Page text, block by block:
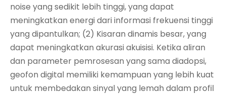
noise yang sedikit lebih tinggi, yang dapat
meningkatkan energi dari informasi frekuensi tinggi
yang dipantulkan; (2) Kisaran dinamis besar, yang
dapat meningkatkan akurasi akuisisi. Ketika aliran
dan parameter pemrosesan yang sama diadopsi,
geofon digital memiliki kemampuan yang lebih kuat
untuk membedakan sinyal yang lemah dalam profil